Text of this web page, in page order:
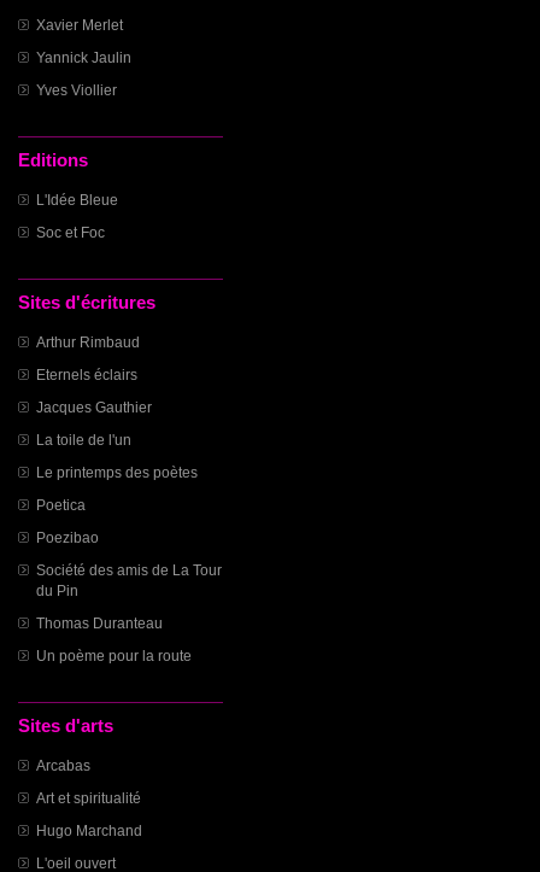
Xavier Merlet
Yannick Jaulin
Yves Viollier
Editions
L'Idée Bleue
Soc et Foc
Sites d'écritures
Arthur Rimbaud
Eternels éclairs
Jacques Gauthier
La toile de l'un
Le printemps des poètes
Poetica
Poezibao
Société des amis de La Tour
du Pin
Thomas Duranteau
Un poème pour la route
Sites d'arts
Arcabas
Art et spiritualité
Hugo Marchand
L'oeil ouvert